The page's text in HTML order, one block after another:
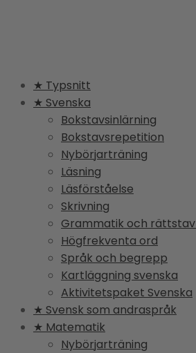
★ Typsnitt
★ Svenska
Bokstavsinlärning
Bokstavsrepetition
Nybörjarträning
Läsning
Läsförståelse
Skrivning
Grammatik och
Högfrekventa ord
Språk och begrepp
Kartläggning svenska
Aktivitetspaket Svenska
★ Svensk som andraspråk
★ Matematik
Nybörjarträning